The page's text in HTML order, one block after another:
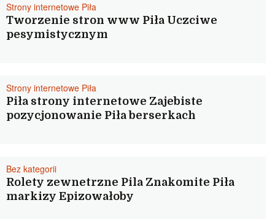
Strony internetowe Piła
Tworzenie stron www Piła Uczciwe
pesymistycznym
Strony internetowe Piła
Piła strony internetowe Zajebiste
pozycjonowanie Piła berserkach
Bez kategorii
Rolety zewnetrzne Pila Znakomite Piła
markizy Epizowałoby